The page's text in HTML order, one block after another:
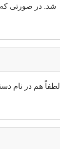
شد. در صورتی که
لطفاً هم در نام